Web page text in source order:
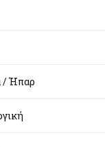
/ Ήπαρ